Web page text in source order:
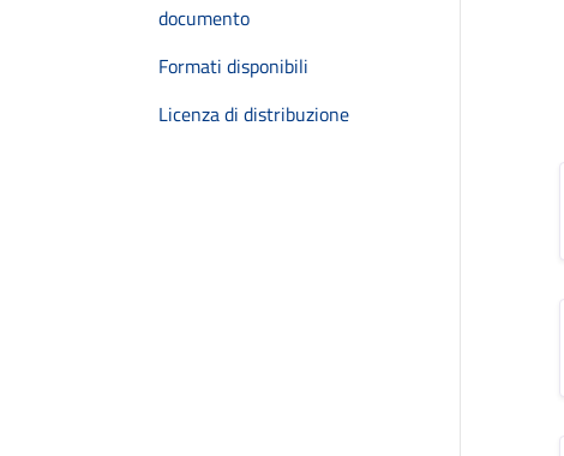
documento
Formati disponibili
Licenza di distribuzione